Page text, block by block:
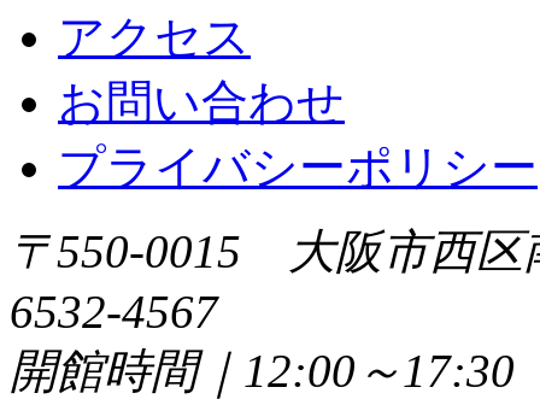
アクセス
お問い合わせ
プライバシーポリシー
〒550-0015 大阪市西
6532-4567
開館時間｜12:00～